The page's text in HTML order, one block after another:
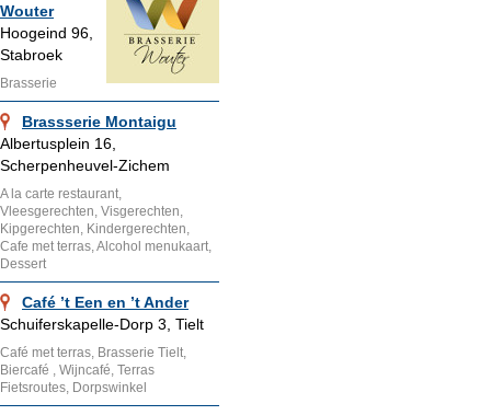
Wouter
Hoogeind 96,
Stabroek
Brasserie
Brassserie Montaigu
Albertusplein 16,
Scherpenheuvel-Zichem
A la carte restaurant,
Vleesgerechten, Visgerechten,
Kipgerechten, Kindergerechten,
Cafe met terras, Alcohol menukaart,
Dessert
Café ’t Een en ’t Ander
Schuiferskapelle-Dorp 3, Tielt
Café met terras, Brasserie Tielt,
Biercafé , Wijncafé, Terras
Fietsroutes, Dorpswinkel